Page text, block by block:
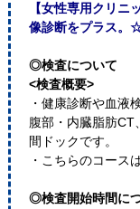
【女性専用クリニ
像診断をプラス
◎検査について
<検査概要>
・健康診断や血液
腹部・内臓脂肪CT
間ドックです。
・こちらのコース
◎検査開始時間に